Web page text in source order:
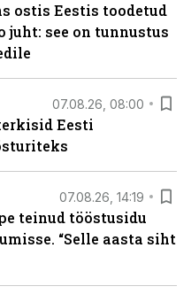
ostis Eestis toodetud
see on tunnustus
07.08.26, 08:00
Eesti
07.08.26, 14:19
teinud tööstusidu
“Selle aasta siht